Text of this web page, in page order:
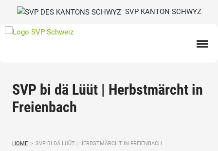
SVP KANTON SCHWYZ
SVP bi dä Lüüt | Herbstmärcht in
Freienbach
HOME > SVP BI DÄ LÜÜT | HERBSTMÄRCHT IN FREIENBACH